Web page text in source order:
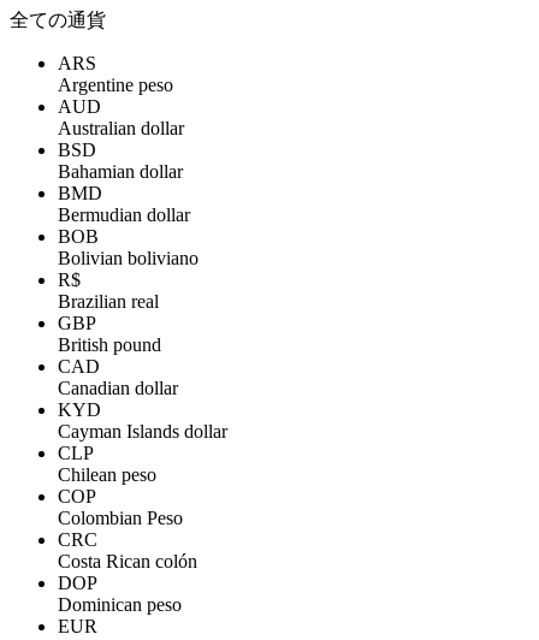
全ての通貨
ARS
Argentine peso
AUD
Australian dollar
BSD
Bahamian dollar
BMD
Bermudian dollar
BOB
Bolivian boliviano
R$
Brazilian real
GBP
British pound
CAD
Canadian dollar
KYD
Cayman Islands dollar
CLP
Chilean peso
COP
Colombian Peso
CRC
Costa Rican colón
DOP
Dominican peso
EUR